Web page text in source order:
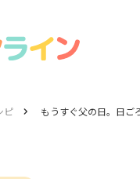
ピ もうすぐ父の日。日ご